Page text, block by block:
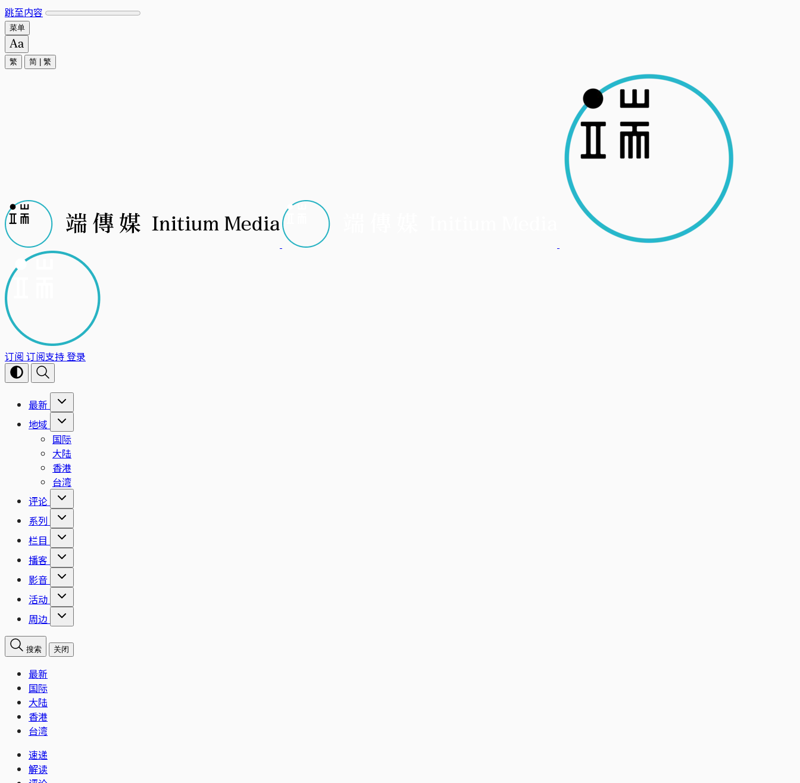
跳至内容
菜单
繁 简 繁
订阅 订阅支持登录
最新
地域
国际
大陆
香港
台湾
评论
系列
栏目
播客
影音
活动
周边
搜索 关闭
最新
国际
大陆
香港
台湾
速递
解读